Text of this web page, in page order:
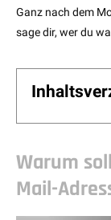
Ganz nach dem
sage dir, wer du
Warum
Mail-